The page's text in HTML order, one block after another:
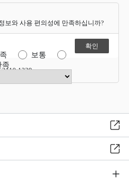
보와 사용 편의성에 만족하십니까?
보통
족
1339